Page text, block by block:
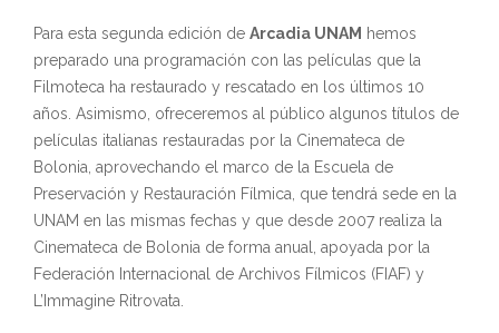
Para esta segunda edición de Arcadia UNAM hemos
preparado una programación con las películas que la
Filmoteca ha restaurado y rescatado en los últimos 10
años. Asimismo, ofreceremos al público algunos títulos de
películas italianas restauradas por la Cinemateca de
Bolonia, aprovechando el marco de la Escuela de
Preservación y Restauración Fílmica, que tendrá sede en la
UNAM en las mismas fechas y que desde 2007 realiza la
Cinemateca de Bolonia de forma anual, apoyada por la
Federación Internacional de Archivos Fílmicos (FIAF) y
L’Immagine Ritrovata.